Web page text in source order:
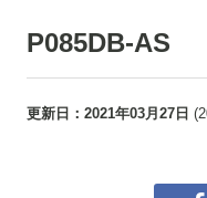
P085DB-AS
更新日： 2021年03月27日 (